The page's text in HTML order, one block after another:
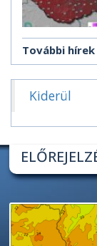
További
Kiderül